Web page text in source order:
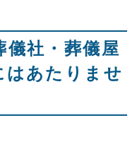
社・葬儀屋
はあたりませ